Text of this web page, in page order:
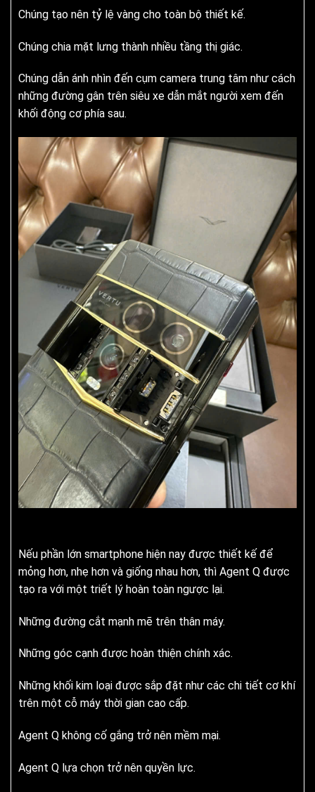
Chúng tạo nên tỷ lệ vàng cho toàn bộ thiết kế.
Chúng chia mặt lưng thành nhiều tầng thị giác.
Chúng dẫn ánh nhìn đến cụm camera trung tâm như cách
những đường gân trên siêu xe dẫn mắt người xem đến
khối động cơ phía sau.
Nếu phần lớn smartphone hiện nay được thiết kế để
mỏng hơn, nhẹ hơn và giống nhau hơn, thì Agent Q được
tạo ra với một triết lý hoàn toàn ngược lại.
Những đường cắt mạnh mẽ trên thân máy.
Những góc cạnh được hoàn thiện chính xác.
Những khối kim loại được sắp đặt như các chi tiết cơ khí
trên một cỗ máy thời gian cao cấp.
Agent Q không cố gắng trở nên mềm mại.
Agent Q lựa chọn trở nên quyền lực.